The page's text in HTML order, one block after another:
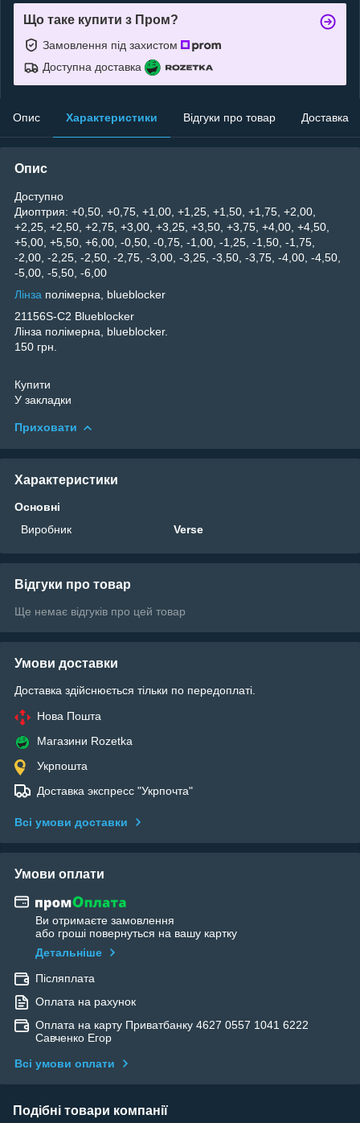
Що таке купити з Пром?
Замовлення під захистом
Доступна доставка
Опис Характеристики Відгуки про товар Доставка
Опис
Доступно
Диоптрия: +0,50, +0,75, +1,00, +1,25, +1,50, +1,75, +2,00,
+2,25, +2,50, +2,75, +3,00, +3,25, +3,50, +3,75, +4,00, +4,50,
+5,00, +5,50, +6,00, -0,50, -0,75, -1,00, -1,25, -1,50, -1,75,
-2,00, -2,25, -2,50, -2,75, -3,00, -3,25, -3,50, -3,75, -4,00, -4,50,
-5,00, -5,50, -6,00
Лінза полімерна, blueblocker
21156S-C2 Blueblocker
Лінза полімерна, blueblocker.
150 грн.
Купити
У закладки
Приховати
Характеристики
Основні
Виробник
Verse
Відгуки про товар
Ще немає відгуків про цей товар
Умови доставки
Доставка здійснюється тільки по передоплаті.
Нова Пошта
Магазини Rozetka
Укрпошта
Доставка экспресс "Укрпочта"
Всі умови доставки
Умови оплати
Ви отримаєте замовлення
або гроші повернуться на вашу картку
Детальніше
Післяплата
Оплата на рахунок
Оплата на карту Приватбанку 4627 0557 1041 6222
Савченко Егор
Всі умови оплати
Подібні товари компанії